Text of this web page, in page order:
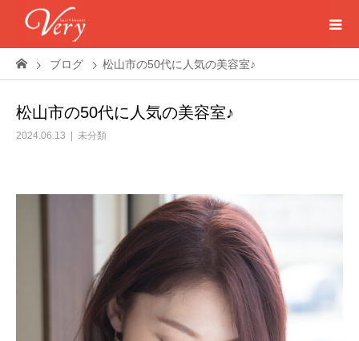
ブログ 松山市の50代に人気の美容室♪
松山市の50代に人気の美容室♪
2024.06.13 未分類